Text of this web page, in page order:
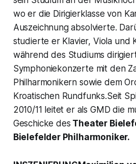
wo er die Dirigierklasse von
Auszeichnung absolvierte.
studierte er Klavier, Viola und
während des Studiums
Symphoniekonzerte mit den
Philharmonikern sowie dem
Kroatischen Rundfunks.Seit
2010/11 leitet er als GMD die
Geschicke des Theater
Bielefelder Philharmoniker.